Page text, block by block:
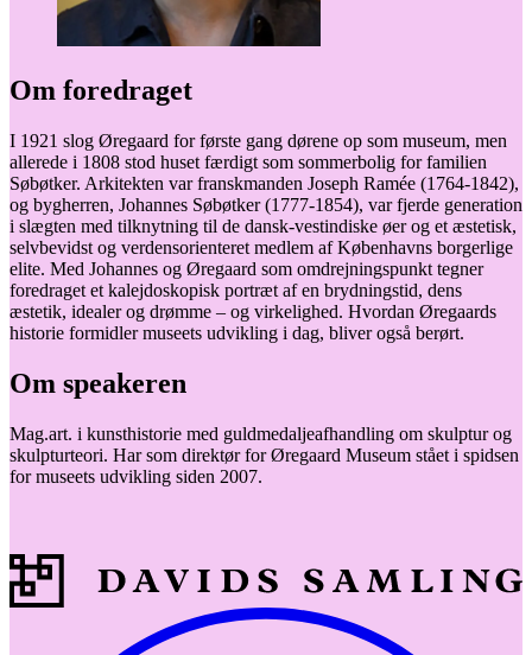
Om foredraget
I 1921 slog Øregaard for første gang dørene op som museum, men
allerede i 1808 stod huset færdigt som sommerbolig for familien
Søbøtker. Arkitekten var franskmanden Joseph Ramée (1764-1842),
og bygherren, Johannes Søbøtker (1777-1854), var fjerde generation
i slægten med tilknytning til de dansk-vestindiske øer og et æstetisk,
selvbevidst og verdensorienteret medlem af Københavns borgerlige
elite. Med Johannes og Øregaard som omdrejningspunkt tegner
foredraget et kalejdoskopisk portræt af en brydningstid, dens
æstetik, idealer og drømme – og virkelighed. Hvordan Øregaards
historie formidler museets udvikling i dag, bliver også berørt.
Om speakeren
Mag.art. i kunsthistorie med guldmedaljeafhandling om skulptur og
skulpturteori. Har som direktør for Øregaard Museum stået i spidsen
for museets udvikling siden 2007.